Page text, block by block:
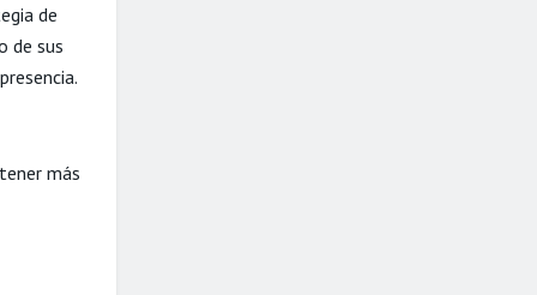
de
de sus
más